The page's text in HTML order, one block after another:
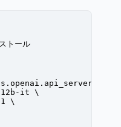
トール
12b-it \
1 \